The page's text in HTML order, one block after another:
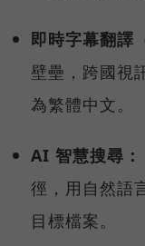
即時字幕翻譯
壁壘，跨國視
為繁體中文。
AI 智慧搜尋：
徑，用自然語
目標檔案。